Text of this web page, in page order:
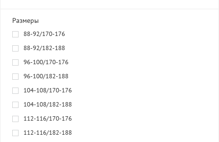
Размеры
88-92/170-176
88-92/182-188
96-100/170-176
96-100/182-188
104-108/170-176
104-108/182-188
112-116/170-176
112-116/182-188